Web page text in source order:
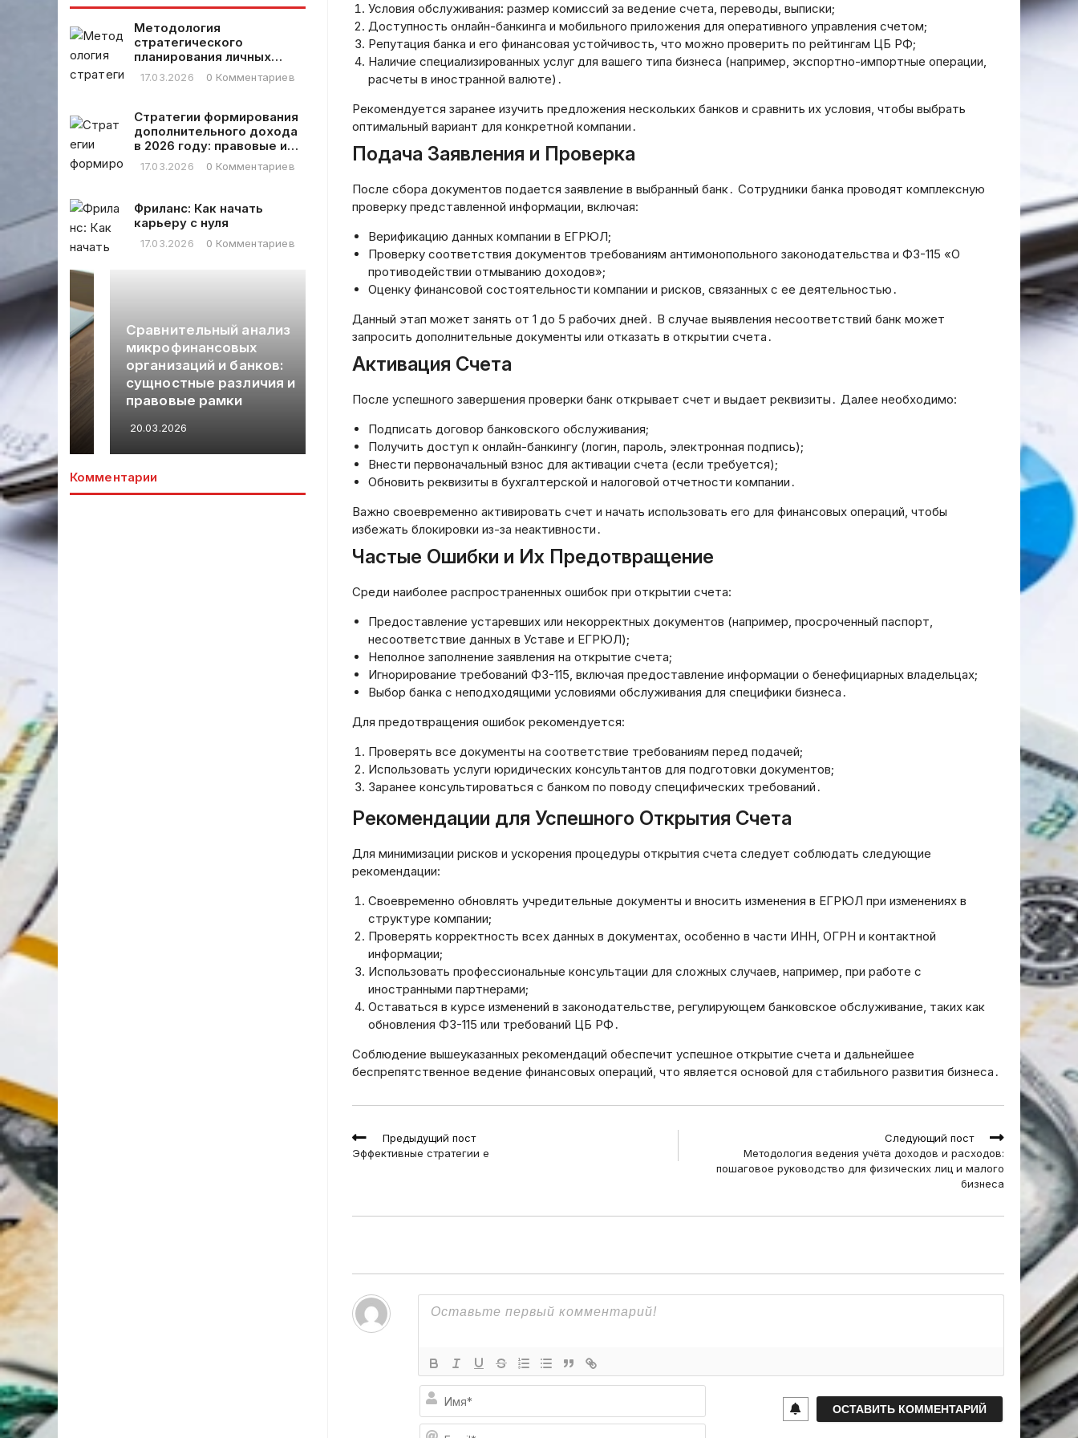
Условия обслуживания: размер комиссий за ведение счета, переводы, выписки;
Доступность онлайн-банкинга и мобильного приложения для оперативного управления счетом;
Репутация банка и его финансовая устойчивость, что можно проверить по рейтингам ЦБ РФ;
Наличие специализированных услуг для вашего типа бизнеса (например, экспортно-импортные операции,
расчеты в иностранной валюте)․
Рекомендуется заранее изучить предложения нескольких банков и сравнить их условия, чтобы выбрать
оптимальный вариант для конкретной компании․
Подача Заявления и Проверка
После сбора документов подается заявление в выбранный банк․ Сотрудники банка проводят комплексную
проверку представленной информации, включая:
Верификацию данных компании в ЕГРЮЛ;
Проверку соответствия документов требованиям антимонопольного законодательства и ФЗ-115 «О
противодействии отмыванию доходов»;
Оценку финансовой состоятельности компании и рисков, связанных с ее деятельностью․
Данный этап может занять от 1 до 5 рабочих дней․ В случае выявления несоответствий банк может
запросить дополнительные документы или отказать в открытии счета․
Активация Счета
После успешного завершения проверки банк открывает счет и выдает реквизиты․ Далее необходимо:
Подписать договор банковского обслуживания;
Получить доступ к онлайн-банкингу (логин, пароль, электронная подпись);
Внести первоначальный взнос для активации счета (если требуется);
Обновить реквизиты в бухгалтерской и налоговой отчетности компании․
Важно своевременно активировать счет и начать использовать его для финансовых операций, чтобы
избежать блокировки из-за неактивности․
Частые Ошибки и Их Предотвращение
Среди наиболее распространенных ошибок при открытии счета:
Предоставление устаревших или некорректных документов (например, просроченный паспорт,
несоответствие данных в Уставе и ЕГРЮЛ);
Неполное заполнение заявления на открытие счета;
Игнорирование требований ФЗ-115, включая предоставление информации о бенефициарных владельцах;
Выбор банка с неподходящими условиями обслуживания для специфики бизнеса․
Для предотвращения ошибок рекомендуется:
Проверять все документы на соответствие требованиям перед подачей;
Использовать услуги юридических консультантов для подготовки документов;
Заранее консультироваться с банком по поводу специфических требований․
Рекомендации для Успешного Открытия Счета
Для минимизации рисков и ускорения процедуры открытия счета следует соблюдать следующие
рекомендации:
Своевременно обновлять учредительные документы и вносить изменения в ЕГРЮЛ при изменениях в
структуре компании;
Проверять корректность всех данных в документах, особенно в части ИНН, ОГРН и контактной
информации;
Использовать профессиональные консультации для сложных случаев, например, при работе с
иностранными партнерами;
Оставаться в курсе изменений в законодательстве, регулирующем банковское обслуживание, таких как
обновления ФЗ-115 или требований ЦБ РФ․
Соблюдение вышеуказанных рекомендаций обеспечит успешное открытие счета и дальнейшее
беспрепятственное ведение финансовых операций, что является основой для стабильного развития бизнеса․
Read
more
articles
Предыдущий пост
Эффективные стратегии е
Следующий пост
Методология ведения учёта доходов и расходов:
пошаговое руководство для физических лиц и малого
бизнеса
я
Методология
стратегического
планирования личных
финансовых расходов
17.03.2026 0 Комментариев
Стратегии формирования
дополнительного дохода
в 2026 году: правовые и
практические аспекты
17.03.2026 0 Комментариев
Фриланс: Как начать
карьеру с нуля
17.03.2026 0 Комментариев
Сравнительный анализ
микрофинансовых
организаций и банков:
сущностные различия и
правовые рамки
20.03.2026
Управление денежным
потоком: стратегии и
стабильности предприятия
20.03.2026
Хм, мне нужно определить
заголовок статьи на основе
предоставленного текста.
Пользователь просит
ответить только заголовок
на русском языке, без
на текст.
20.03.2026
Монетизации Контента
Комментарии